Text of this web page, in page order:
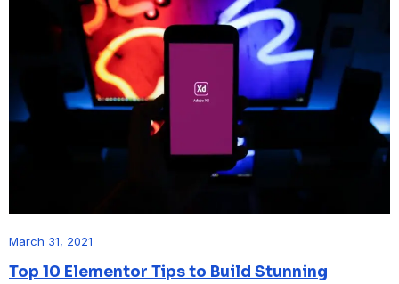
March 31, 2021
Top 10 Elementor Tips to Build Stunning